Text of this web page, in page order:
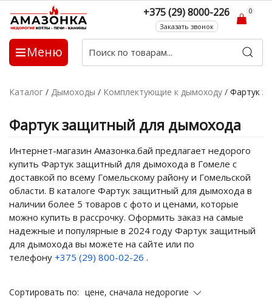
Меню
+375 (29) 8000-226
Заказать звонок
0
Каталог / Дымоходы / Комплектующие к дымоходу / Фартук
Фартук защитный для дымохода
Интернет-магазин Амазонка.бай предлагает недорого
купить Фартук защитный для дымохода в Гомеле с
доставкой по всему Гомельскому району и Гомельской
области. В каталоге Фартук защитный для дымохода в
наличии более 5 товаров с фото и ценами, которые
можно купить в рассрочку. Оформить заказ на самые
надежные и популярные в 2024 году Фартук защитный
для дымохода вы можете на сайте или по
телефону +375 (29) 800-02-26 .
Сортировать по: цене, сначала недорогие